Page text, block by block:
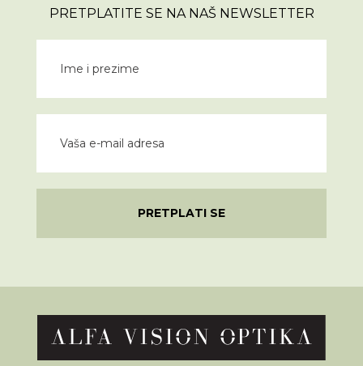
PRETPLATITE SE NA NAŠ NEWSLETTER
PRETPLATI SE